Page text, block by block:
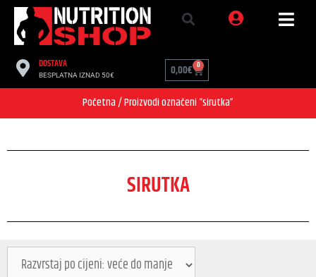
DOSTAVA
BESPLATNA IZNAD 50€ 0,00€ 0
Početna/ Proizvodi označeni “sirutka”
SIRUTKA